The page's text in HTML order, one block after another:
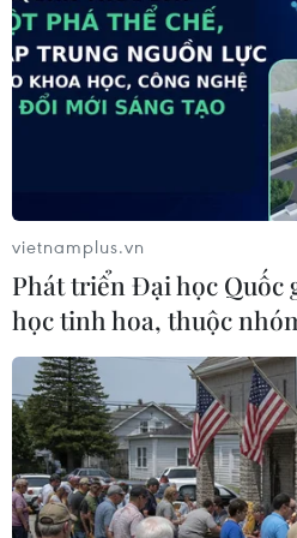
vietnamplus.vn
Phát triển Đại học Quốc
học tinh hoa, thuộc